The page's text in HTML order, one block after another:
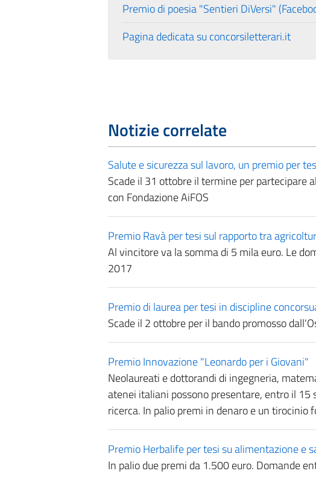
Premio di poesia "Sentieri DiVersi"
Pagina dedicata su concorsiletterari.it
Notizie correlate
Salute e sicurezza sul lavoro, un premio per
Scade il 31 ottobre il termine per partecipare
con Fondazione AiFOS
Premio Ravà per tesi sul rapporto tra
Al vincitore va la somma di 5 mila euro. Le
2017
Premio di laurea per tesi in discipline
Scade il 2 ottobre per il bando promosso
Premio Innovazione "Leonardo per i Giovani"
Neolaureati e dottorandi di ingegneria,
atenei italiani possono presentare, entro il
ricerca. In palio premi in denaro e un tirocinio
Premio Herbalife per tesi su alimentazione e
In palio due premi da 1.500 euro. Domande